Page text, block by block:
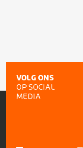
VOLG ONS
OP SOCIAL
MEDIA